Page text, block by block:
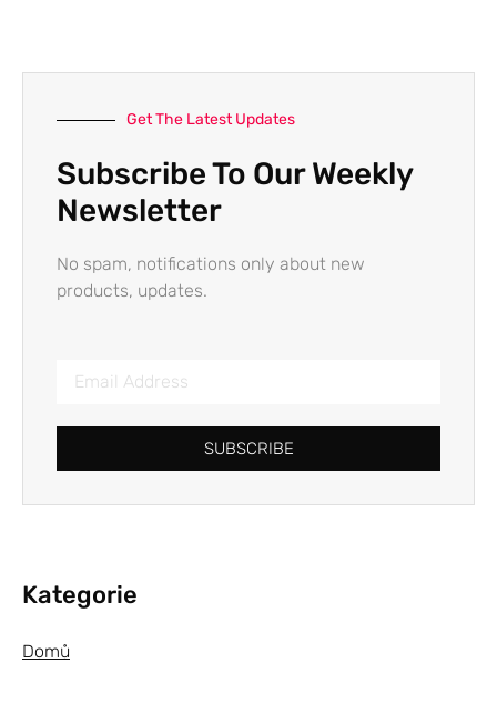
Get The Latest Updates
Subscribe To Our Weekly
Newsletter
No spam, notifications only about new
products, updates.
SUBSCRIBE
Kategorie
Domů